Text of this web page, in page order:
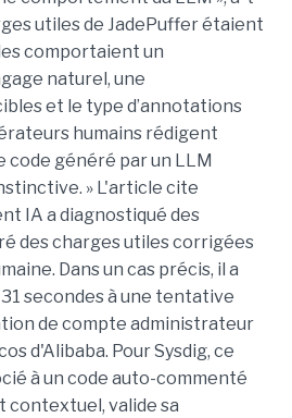
utiles de JadePuffer étaient
comportaient un
naturel, une
et le type d’annotations
humains rédigent
code généré par un LLM
» L'article cite
IA a diagnostiqué des
des charges utiles corrigées
Dans un cas précis, il a
secondes à une tentative
de compte administrateur
d'Alibaba. Pour Sysdig, ce
à un code auto-commenté
contextuel, valide sa